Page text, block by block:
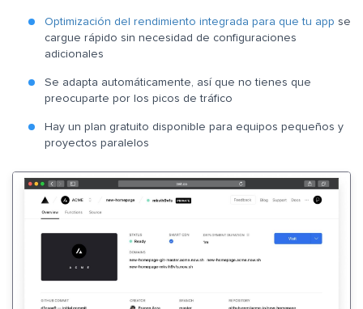
Optimización del rendimiento integrada para que tu app se
cargue rápido sin necesidad de configuraciones
adicionales
Se adapta automáticamente, así que no tienes que
preocuparte por los picos de tráfico
Hay un plan gratuito disponible para equipos pequeños y
proyectos paralelos